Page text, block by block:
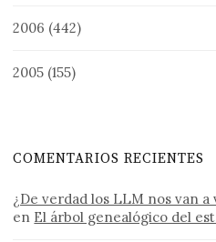
2006 (442)
2005 (155)
COMENTARIOS RECIENTES
¿De verdad los LLM nos van
en El árbol genealógico del